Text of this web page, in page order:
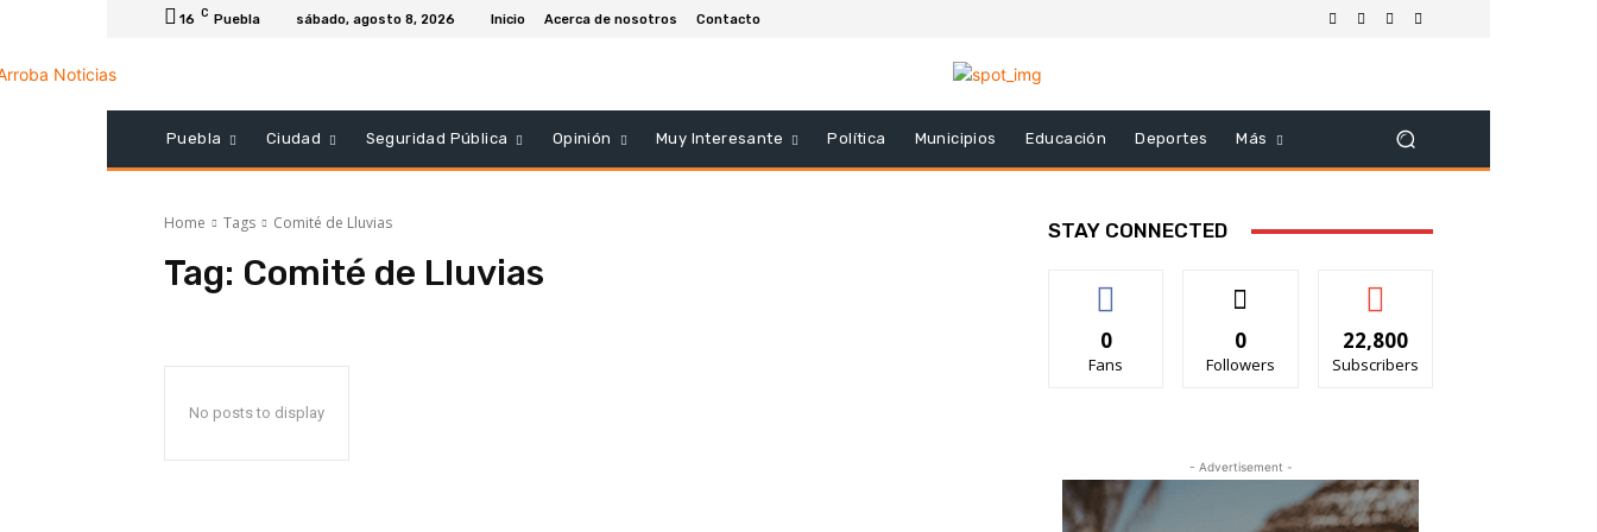
16 C Puebla sábado, agosto 8, 2026 Inicio Acerca de nosotros Contacto
Puebla Ciudad Seguridad Pública Opinión Muy Interesante Política Municipios Educación Deportes Más
Home Tags Comité de Lluvias
Tag: Comité de Lluvias
No posts to display
STAY CONNECTED
0
Fans
0
Followers
22,800
Subscribers
- Advertisement -